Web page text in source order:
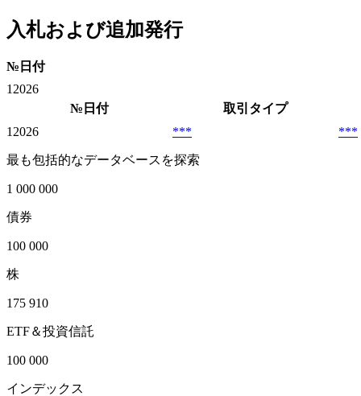
入札および追加発行
№ 日付
1 2026
№ 日付
取引タイプ
1 2026 *** ***
最も包括的なデータベースを探索
1 000 000
債券
100 000
株
175 910
ETF＆投資信託
100 000
インデックス